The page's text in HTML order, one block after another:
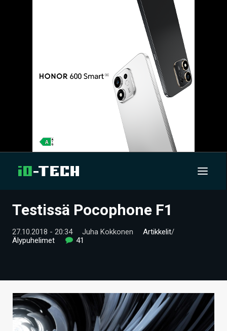
UUTISET
ARTIKKELIT
TECHBBS
TIETOA
HINTA.FI
Testissä Pocophone F1
27.10.2018 - 20:34 Juha Kokkonen Artikkelit/
Älypuhelimet
41